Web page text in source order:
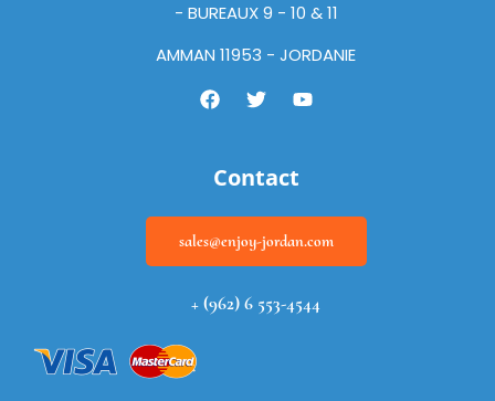
- BUREAUX 9 - 10 & 11
AMMAN 11953 - JORDANIE
Contact
sales@enjoy-jordan.com
+ (962) 6 553-4544